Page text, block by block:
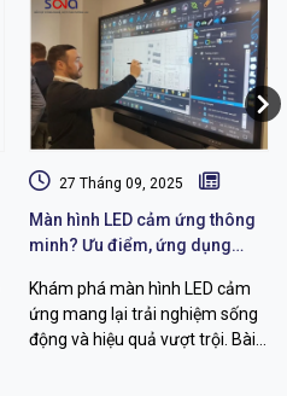
27 Tháng 09, 2025
Màn hình LED cảm ứng thông
minh? Ưu điểm, ứng dụng
Khám phá màn hình LED cảm
ứng mang lại trải nghiệm sống
động và hiệu quả vượt trội. Bài